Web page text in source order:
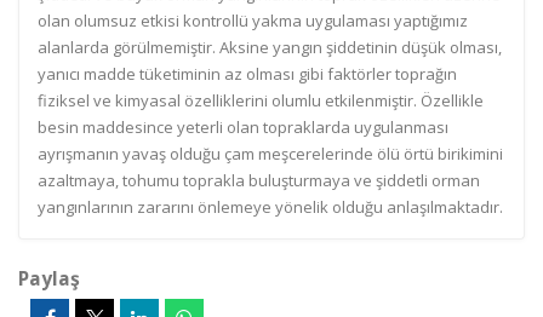
olan olumsuz etkisi kontrollü yakma uygulaması yaptığımız
alanlarda görülmemiştir. Aksine yangın şiddetinin düşük olması,
yanıcı madde tüketiminin az olması gibi faktörler toprağın
fiziksel ve kimyasal özelliklerini olumlu etkilenmiştir. Özellikle
besin maddesince yeterli olan topraklarda uygulanması
ayrışmanın yavaş olduğu çam meşcerelerinde ölü örtü birikimini
azaltmaya, tohumu toprakla buluşturmaya ve şiddetli orman
yangınlarının zararını önlemeye yönelik olduğu anlaşılmaktadır.
Paylaş